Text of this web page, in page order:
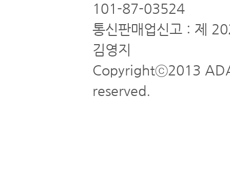
101-87-03524
통신판매업신고 : 제
김영지
Copyrightⓒ2013
reserved.